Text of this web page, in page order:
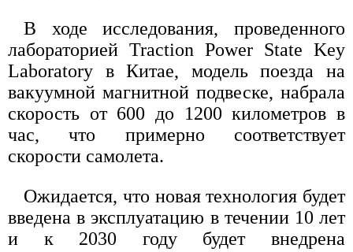
В ходе исследования, проведенного
лабораторией Traction Power State Key
Laboratory в Китае, модель поезда на
вакуумной магнитной подвеске, набрала
скорость от 600 до 1200 километров в
час, что примерно соответствует
скорости самолета.
Ожидается, что новая технология будет
введена в эксплуатацию в течении 10 лет
и к 2030 году будет внедрена